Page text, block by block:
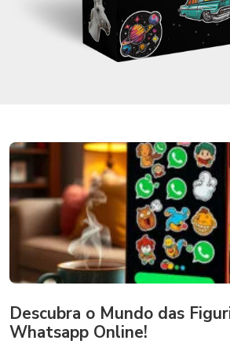
Descubra o Mundo das
Whatsapp Online!